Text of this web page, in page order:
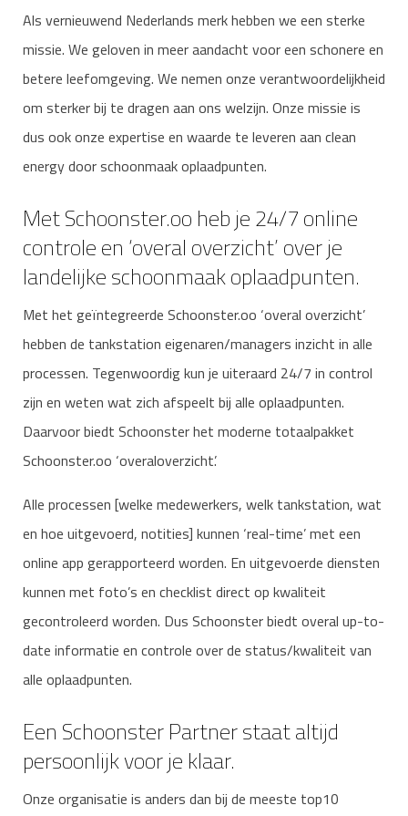
Als vernieuwend Nederlands merk hebben we een sterke
missie. We geloven in meer aandacht voor een schonere en
betere leefomgeving. We nemen onze verantwoordelijkheid
om sterker bij te dragen aan ons welzijn. Onze missie is
dus ook onze expertise en waarde te leveren aan clean
energy door schoonmaak oplaadpunten.
Met Schoonster.oo heb je 24/7 online
controle en ‘overal overzicht’ over je
landelijke schoonmaak oplaadpunten.
Met het geïntegreerde Schoonster.oo ‘overal overzicht’
hebben de tankstation eigenaren/managers inzicht in alle
processen. Tegenwoordig kun je uiteraard 24/7 in control
zijn en weten wat zich afspeelt bij alle oplaadpunten.
Daarvoor biedt Schoonster het moderne totaalpakket
Schoonster.oo ‘overaloverzicht’.
Alle processen [welke medewerkers, welk tankstation, wat
en hoe uitgevoerd, notities] kunnen ‘real-time’ met een
online app gerapporteerd worden. En uitgevoerde diensten
kunnen met foto’s en checklist direct op kwaliteit
gecontroleerd worden. Dus Schoonster biedt overal up-to-
date informatie en controle over de status/kwaliteit van
alle oplaadpunten.
Een Schoonster Partner staat altijd
persoonlijk voor je klaar.
Onze organisatie is anders dan bij de meeste top10